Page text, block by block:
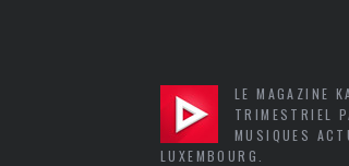
LE MAGAZINE
TRIMESTRIEL
MUSIQUES
LUXEMBOURG.